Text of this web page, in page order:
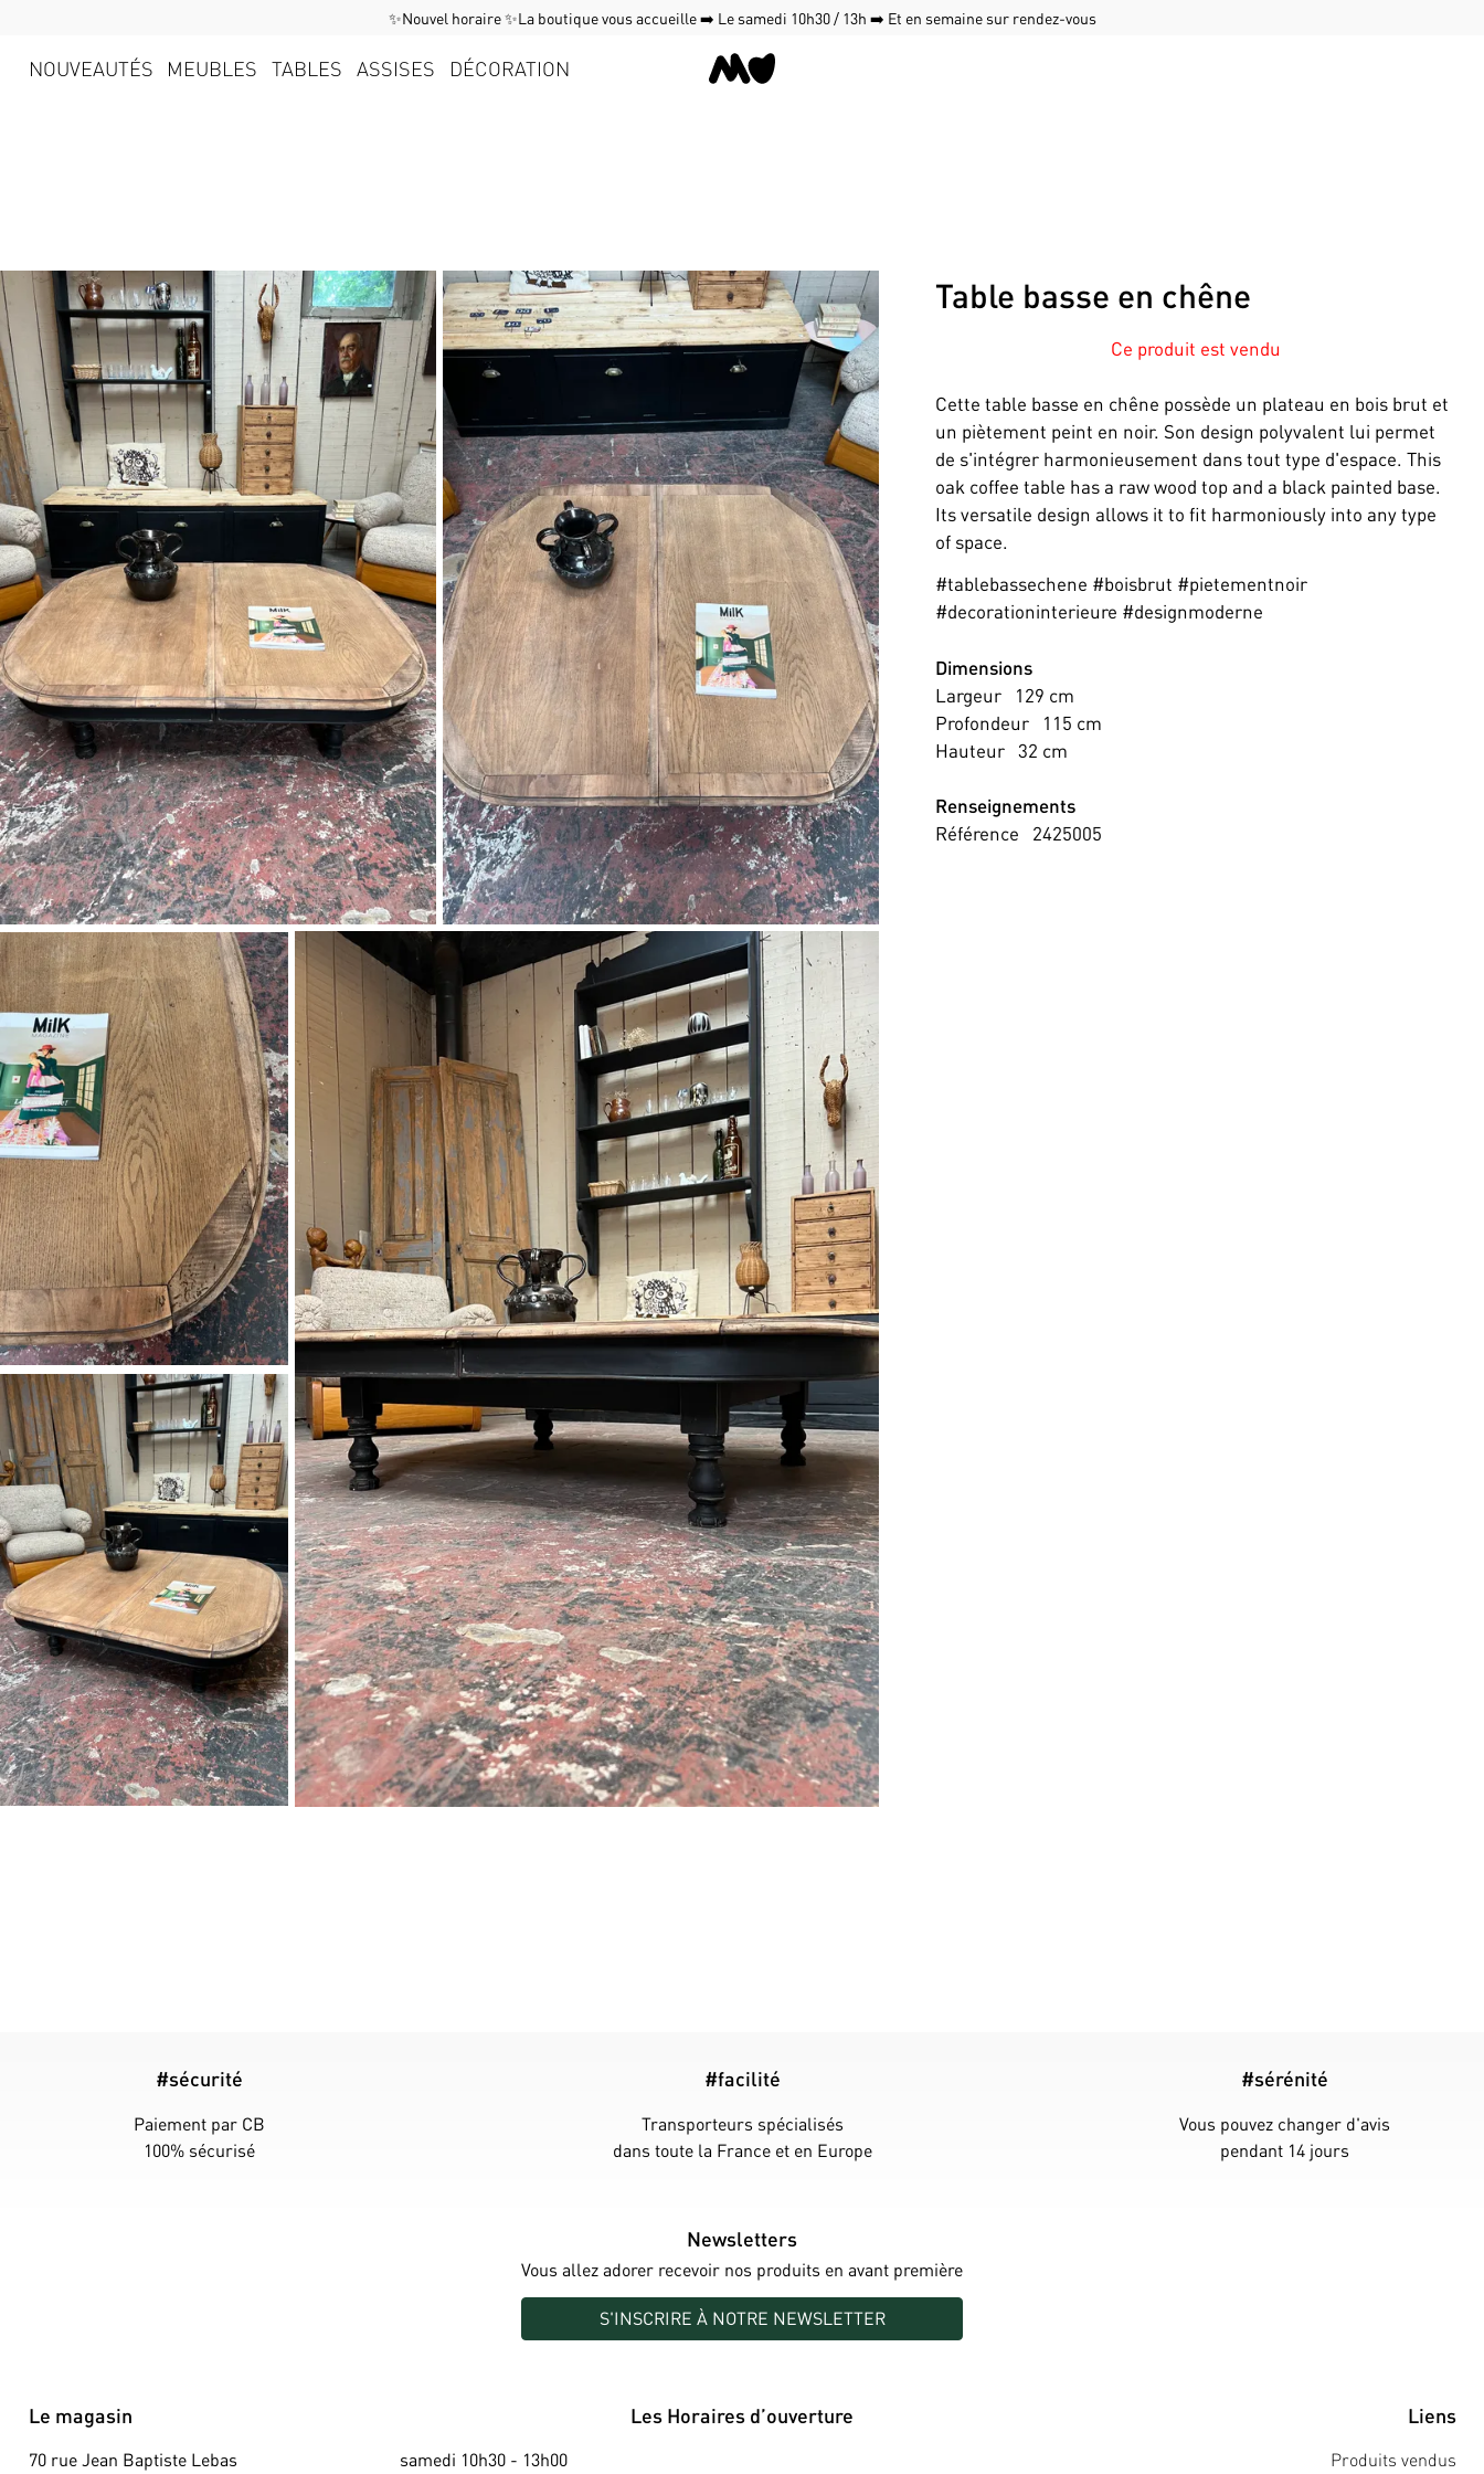
✨Nouvel horaire ✨La boutique vous accueille ➡️ Le samedi 10h30 / 13h ➡️ Et en semaine sur rendez-vous
NOUVEAUTÉS MEUBLES TABLES ASSISES DÉCORATION
Table basse en chêne
Ce produit est vendu
Cette table basse en chêne possède un plateau en bois brut et
un piètement peint en noir. Son design polyvalent lui permet
de s'intégrer harmonieusement dans tout type d'espace. This
oak coffee table has a raw wood top and a black painted base.
Its versatile design allows it to fit harmoniously into any type
of space.
#tablebassechene #boisbrut #pietementnoir
#decorationinterieure #designmoderne
Dimensions
Largeur
129 cm
Profondeur
115 cm
Hauteur 32 cm
Renseignements
Référence
2425005
#sécurité
Paiement par CB
100% sécurisé
#facilité
Transporteurs spécialisés
dans toute la France et en Europe
#sérénité
Vous pouvez changer d'avis
pendant 14 jours
Newsletters
Vous allez adorer recevoir nos produits en avant première
S'INSCRIRE À NOTRE NEWSLETTER
Le magasin
70 rue Jean Baptiste Lebas
Les Horaires d’ouverture
samedi 10h30 - 13h00
Liens
Produits vendus